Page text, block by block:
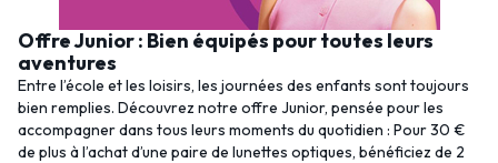
Offre Junior : Bien équipés pour toutes leurs
aventures
Entre l’école et les loisirs, les journées des enfants sont toujours
bien remplies. Découvrez notre offre Junior, pensée pour les
accompagner dans tous leurs moments du quotidien : Pour 30 €
de plus à l’achat d’une paire de lunettes optiques, bénéficiez de 2